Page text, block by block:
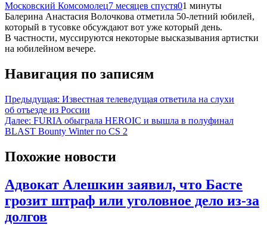
Московский Комсомолец7 месяцев спустя01 минуты
Балерина Анастасия Волочкова отметила 50-летний юбилей,
который в тусовке обсуждают вот уже который день.
В частности, муссируются некоторые высказывания артистки
на юбилейном вечере.
Навигация по записям
Предыдущая: Известная телеведущая ответила на слухи
об отъезде из России
Далее: FURIA обыграла HEROIC и вышла в полуфинал
BLAST Bounty Winter по CS 2
Похожие новости
Адвокат Алешкин заявил, что Басте
грозит штраф или уголовное дело из-за
долгов